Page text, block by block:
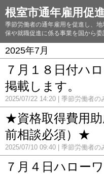
根室市通年雇用促
季節労働者の通年雇用を促進し、
保や就職促進に係る事業を国から委
2025年7月
７月１８日付ハ
掲載します。
2025/07/22 14:20 季節労働者の
★資格取得費用
前相談必須）★
2025/07/10 09:40 季節労働者の
７月４日ハロー